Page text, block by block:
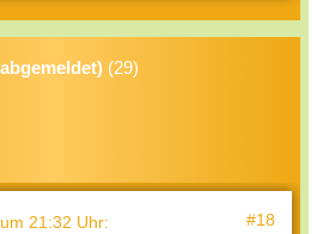
(29)
21:32 Uhr: #18